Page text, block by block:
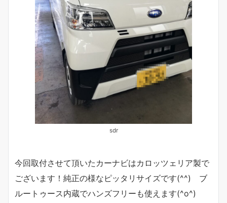
sdr
今回取付させて頂いたカーナビはカロッツェリア製で
ございます！純正の様なピッタリサイズです(^^) ブ
ルートゥース内蔵でハンズフリーも使えます(^o^)